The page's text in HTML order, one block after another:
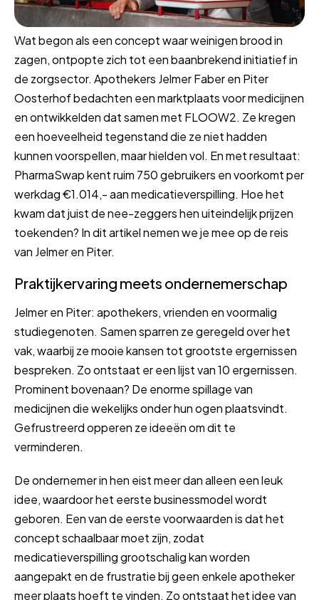
Wat begon als een concept waar weinigen brood in
zagen, ontpopte zich tot een baanbrekend initiatief in
de zorgsector. Apothekers Jelmer Faber en Piter
Oosterhof bedachten een marktplaats voor medicijnen
en ontwikkelden dat samen met FLOOW2. Ze kregen
een hoeveelheid tegenstand die ze niet hadden
kunnen voorspellen, maar hielden vol. En met resultaat:
PharmaSwap kent ruim 750 gebruikers en voorkomt per
werkdag €1.014,- aan medicatieverspilling. Hoe het
kwam dat juist de nee-zeggers hen uiteindelijk prijzen
toekenden? In dit artikel nemen we je mee op de reis
van Jelmer en Piter.
Praktijkervaring meets ondernemerschap
Jelmer en Piter: apothekers, vrienden en voormalig
studiegenoten. Samen sparren ze geregeld over het
vak, waarbij ze mooie kansen tot grootste ergernissen
bespreken. Zo ontstaat er een lijst van 10 ergernissen.
Prominent bovenaan? De enorme spillage van
medicijnen die wekelijks onder hun ogen plaatsvindt.
Gefrustreerd opperen ze ideeën om dit te
verminderen.
De ondernemer in hen eist meer dan alleen een leuk
idee, waardoor het eerste businessmodel wordt
geboren. Een van de eerste voorwaarden is dat het
concept schaalbaar moet zijn, zodat
medicatieverspilling grootschalig kan worden
aangepakt en de frustratie bij geen enkele apotheker
meer plaats hoeft te vinden. Zo ontstaat het idee van